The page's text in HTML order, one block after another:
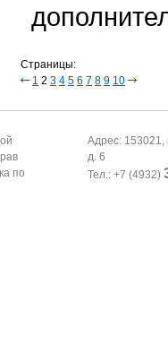
Страницы:
1 2 3 4 5 6 7 8 9 10
по
Адрес: 153021,
д. 6
Тел.: +7 (4932)